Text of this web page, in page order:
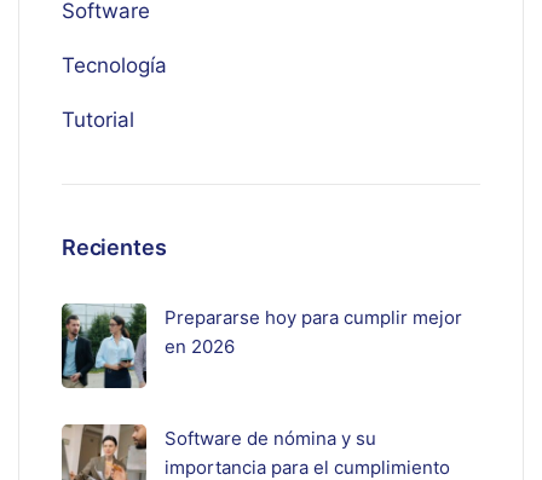
Software
Tecnología
Tutorial
Recientes
Prepararse hoy para cumplir mejor
en 2026
Software de nómina y su
importancia para el cumplimiento